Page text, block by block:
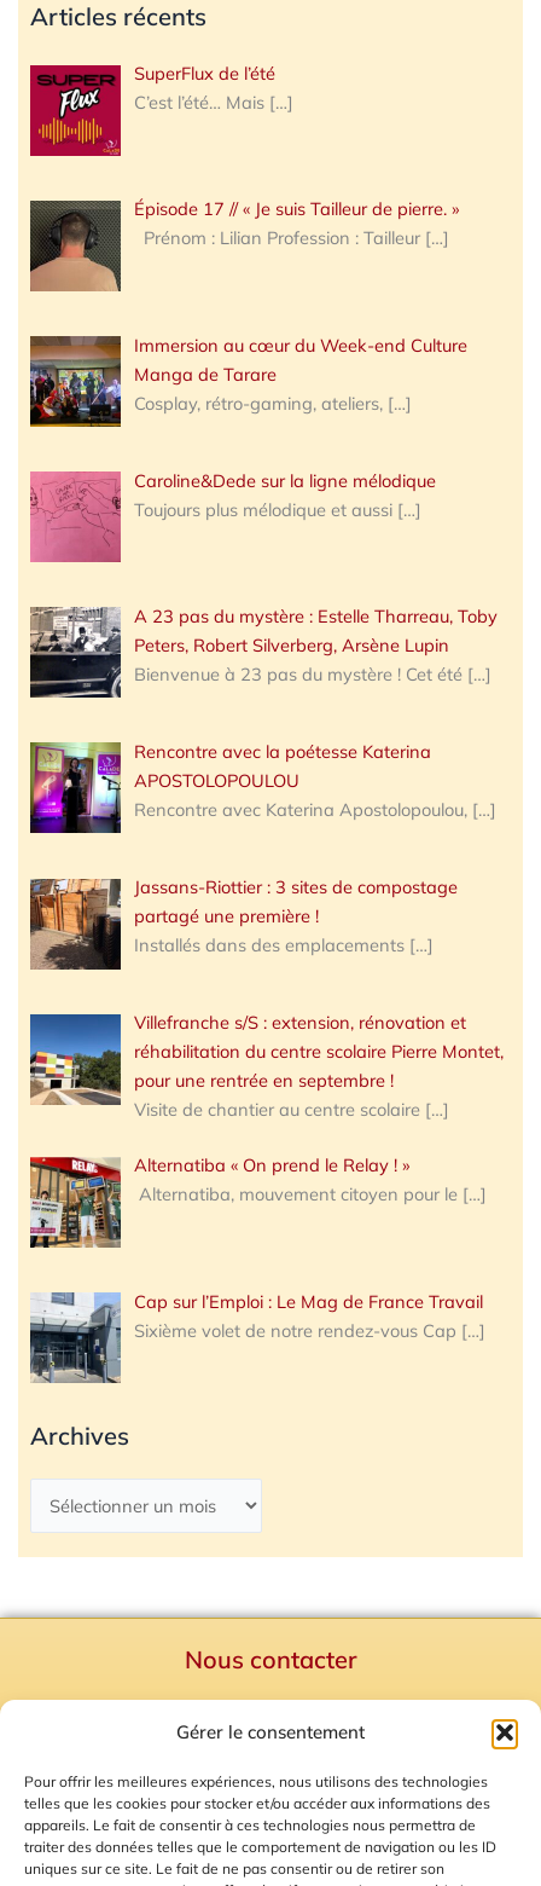
Gérer le consentement
Pour offrir les meilleures expériences, nous utilisons des technologies
telles que les cookies pour stocker et/ou accéder aux informations des
appareils. Le fait de consentir à ces technologies nous permettra de
traiter des données telles que le comportement de navigation ou les ID
uniques sur ce site. Le fait de ne pas consentir ou de retirer son
Articles récents
SuperFlux de l’été
C’est l’été… Mais […]
Épisode 17 // « Je suis Tailleur de pierre. »
Prénom : Lilian Profession : Tailleur […]
Immersion au cœur du Week-end Culture
Manga de Tarare
Cosplay, rétro-gaming, ateliers, […]
Caroline&Dede sur la ligne mélodique
Toujours plus mélodique et aussi […]
A 23 pas du mystère : Estelle Tharreau, Toby
Peters, Robert Silverberg, Arsène Lupin
Bienvenue à 23 pas du mystère ! Cet été […]
Rencontre avec la poétesse Katerina
APOSTOLOPOULOU
Rencontre avec Katerina Apostolopoulou, […]
Jassans-Riottier : 3 sites de compostage
partagé une première !
Installés dans des emplacements […]
Villefranche s/S : extension, rénovation et
réhabilitation du centre scolaire Pierre Montet,
pour une rentrée en septembre !
Visite de chantier au centre scolaire […]
Alternatiba « On prend le Relay ! »
Alternatiba, mouvement citoyen pour le […]
Cap sur l’Emploi : Le Mag de France Travail
Sixième volet de notre rendez-vous Cap […]
Archives
Nous contacter
Mentions Légales
Plan du site
Gestion des Cookies